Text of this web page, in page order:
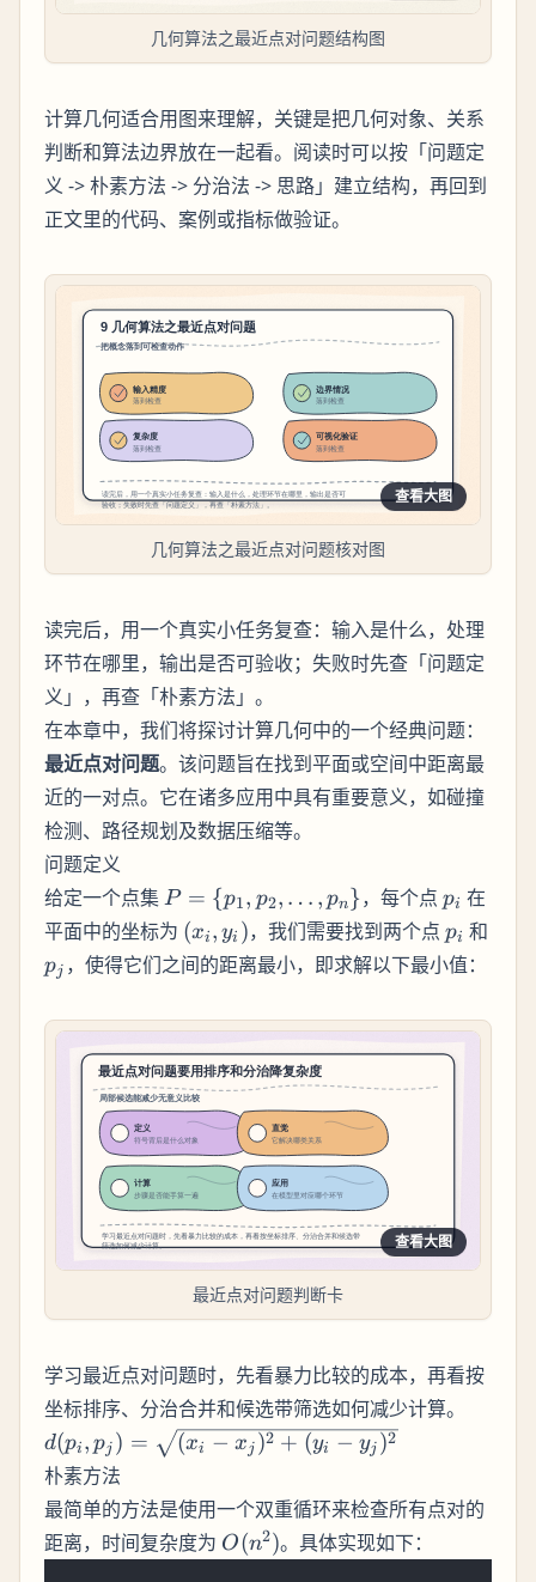
几何算法之最近点对问题结构图
计算几何适合用图来理解，关键是把几何对象、关系
判断和算法边界放在一起看。阅读时可以按「问题定
义 -> 朴素方法 -> 分治法 -> 思路」建立结构，再回到
正文里的代码、案例或指标做验证。
查看大图
几何算法之最近点对问题核对图
读完后，用一个真实小任务复查：输入是什么，处理
环节在哪里，输出是否可验收；失败时先查「问题定
义」，再查「朴素方法」。
在本章中，我们将探讨计算几何中的一个经典问题：
最近点对问题。该问题旨在找到平面或空间中距离最
近的一对点。它在诸多应用中具有重要意义，如碰撞
检测、路径规划及数据压缩等。
问题定义
给定一个点集 P = \
{p_1,
p_2,
\ldots,
P = {p1, p2, … , pn}，每个点p_i
pi 在
平面中的坐标为 (x_i,
y_i)
(xi , yi )，我们需要找到两个点 p_i
pi 和
p_j
pj ，使得它们之间的距离最小，即求解以下最小值：
查看大图
最近点对问题判断卡
学习最近点对问题时，先看暴力比较的成本，再看按
坐标排序、分治合并和候选带筛选如何减少计算。
d(p_i,
p_j) =
\sqrt{(x_i
- x_j)^2
+ (y_i -
d(pi , pj ) = (xi − xj )2 + (yi − yj )2
朴素方法
最简单的方法是使用一个双重循环来检查所有点对的
距离，时间复杂度为 O(n^2)
O(n2)。具体实现如下：